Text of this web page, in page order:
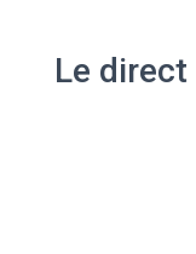
Le direct